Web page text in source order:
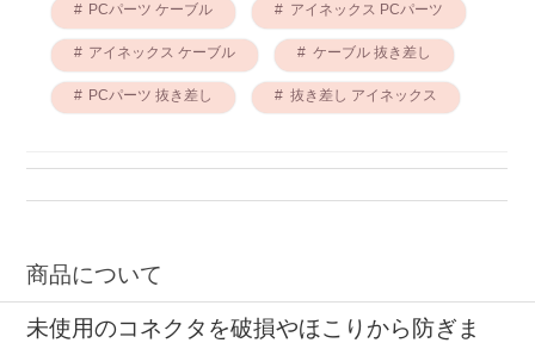
PCパーツ ケーブル アイネックス PCパーツ
アイネックス ケーブル ケーブル 抜き差し
PCパーツ 抜き差し 抜き差し アイネックス
商品について
未使用のコネクタを破損やほこりから防ぎま